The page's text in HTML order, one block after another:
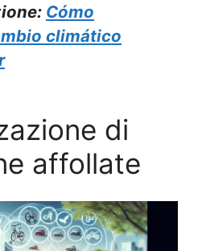
Cómo
climático
di
affollate